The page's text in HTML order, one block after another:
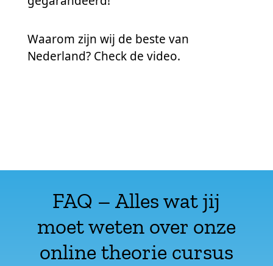
Waarom zijn wij de beste van
Nederland? Check de video.
FAQ – Alles wat jij
moet weten over onze
online theorie cursus